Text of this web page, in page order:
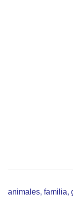
animales, familia,